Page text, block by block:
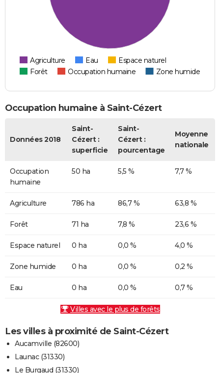
Agriculture Eau
Espace naturel
Forêt
Occupation humaine Zone humide
Occupation humaine à Saint-Cézert
Données 2018
Saint-
Cézert :
superficie
Saint-
Cézert :
pourcentage
Moyenne
nationale
Occupation
humaine
50 ha 5,5 % 7,7 %
Agriculture 786 ha 86,7 % 63,8 %
Forêt 71 ha 7,8 % 23,6 %
Espace naturel 0 ha 0,0 % 4,0 %
Zone humide 0 ha 0,0 % 0,2 %
Eau 0 ha 0,0 % 0,7 %
Villes avec le plus de forêts
Les villes à proximité de Saint-Cézert
Aucamville (82600)
Launac (31330)
Le Burgaud (31330)